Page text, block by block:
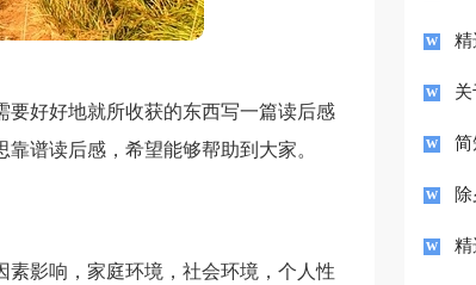
好好地就所收获的东西写一篇读后感
谱读后感，希望能够帮助到大家。
影响，家庭环境，社会环境，个人性
精
简
精